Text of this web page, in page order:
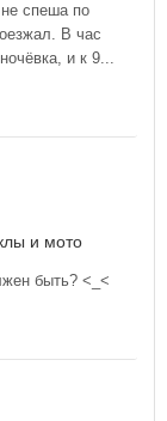
спеша по
В час
и к 9...
и мото
быть? <_<